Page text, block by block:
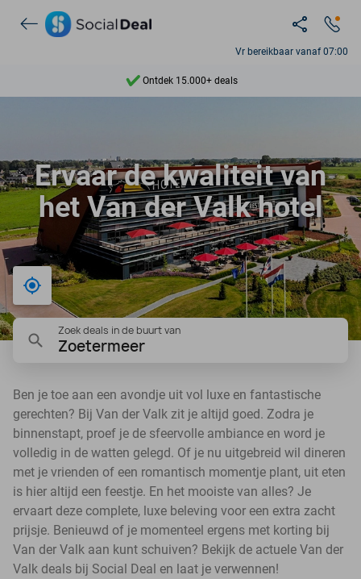
Vr bereikbaar vanaf 07:00
Ontdek 15.000+ deals
9,4
Ontdek 15.000+ deals
Ervaar de kwaliteit van
het Van der Valk hotel
Bij mij in de buurt
Zoek deals in de buurt van
Zoetermeer
Ben je toe aan een avondje uit vol luxe en fantastische
gerechten? Bij Van der Valk zit je altijd goed. Zodra je
binnenstapt, proef je de sfeervolle ambiance en word je
volledig in de watten gelegd. Of je nu uitgebreid wil dineren
met je vrienden of een romantisch momentje plant, uit eten
is hier altijd een feestje. En het mooiste van alles? Je
ervaart deze complete, luxe beleving voor een extra zacht
prijsje. Benieuwd of je momenteel ergens met korting bij
Van der Valk aan kunt schuiven? Bekijk de actuele Van der
Valk deals bij Social Deal en laat je verwennen!